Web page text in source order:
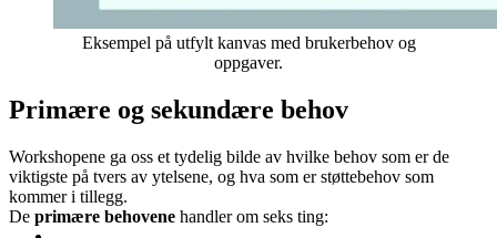
Eksempel på utfylt kanvas med brukerbehov og
oppgaver.
Primære og sekundære behov
Workshopene ga oss et tydelig bilde av hvilke behov som er de
viktigste på tvers av ytelsene, og hva som er støttebehov som
kommer i tillegg.
De primære behovene handler om seks ting: